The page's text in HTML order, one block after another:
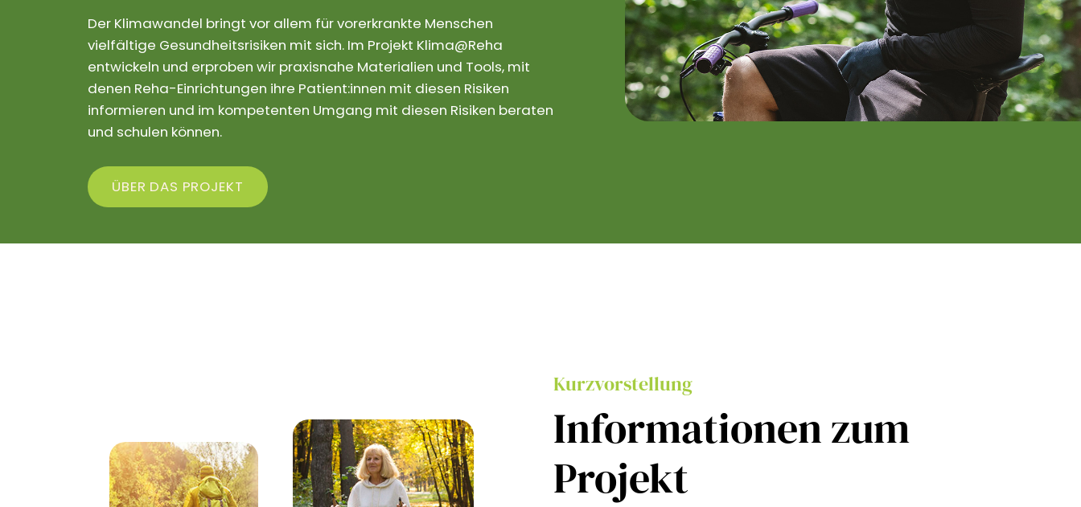
Der Klimawandel bringt vor allem für vorerkrankte Menschen
vielfältige Gesundheitsrisiken mit sich. Im Projekt Klima@Reha
entwickeln und erproben wir praxisnahe Materialien und Tools, mit
denen Reha-Einrichtungen ihre Patient:innen mit diesen Risiken
informieren und im kompetenten Umgang mit diesen Risiken beraten
und schulen können.
ÜBER DAS PROJEKT
Kurzvorstellung
Informationen zum
Projekt